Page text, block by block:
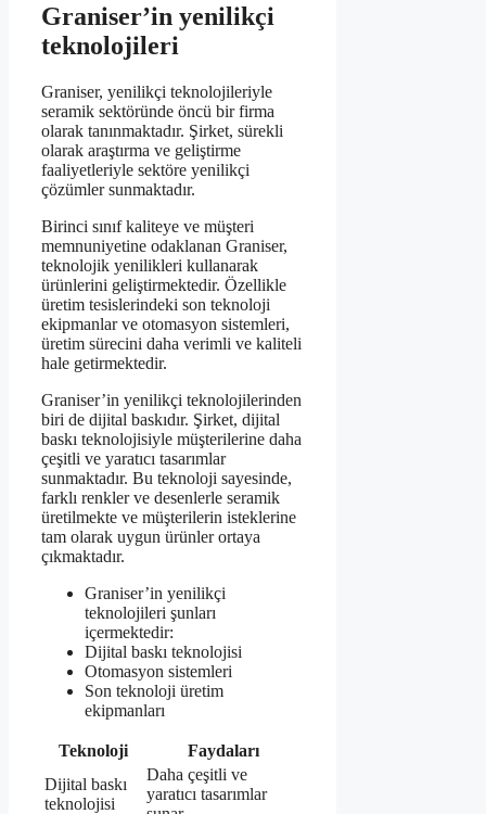
Graniser’in yenilikçi
teknolojileri
Graniser, yenilikçi teknolojileriyle
seramik sektöründe öncü bir firma
olarak tanınmaktadır. Şirket, sürekli
olarak araştırma ve geliştirme
faaliyetleriyle sektöre yenilikçi
çözümler sunmaktadır.
Birinci sınıf kaliteye ve müşteri
memnuniyetine odaklanan Graniser,
teknolojik yenilikleri kullanarak
ürünlerini geliştirmektedir. Özellikle
üretim tesislerindeki son teknoloji
ekipmanlar ve otomasyon sistemleri,
üretim sürecini daha verimli ve kaliteli
hale getirmektedir.
Graniser’in yenilikçi teknolojilerinden
biri de dijital baskıdır. Şirket, dijital
baskı teknolojisiyle müşterilerine daha
çeşitli ve yaratıcı tasarımlar
sunmaktadır. Bu teknoloji sayesinde,
farklı renkler ve desenlerle seramik
üretilmekte ve müşterilerin isteklerine
tam olarak uygun ürünler ortaya
çıkmaktadır.
Graniser’in yenilikçi
teknolojileri şunları
içermektedir:
Dijital baskı teknolojisi
Otomasyon sistemleri
Son teknoloji üretim
ekipmanları
Teknoloji
Faydaları
Dijital baskı
teknolojisi
Daha çeşitli ve
yaratıcı tasarımlar